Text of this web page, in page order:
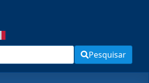
Pesquisar